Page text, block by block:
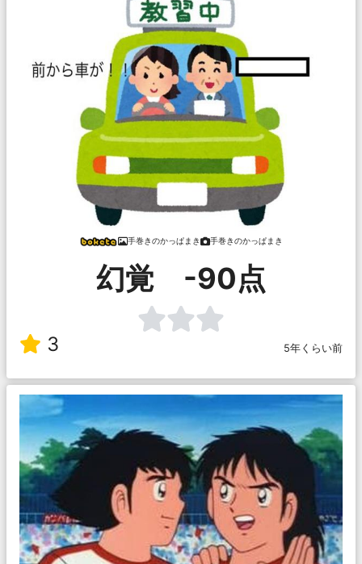
手巻きのかっぱまき 手巻きのかっぱまき
幻覚 -90点
3 5年くらい前